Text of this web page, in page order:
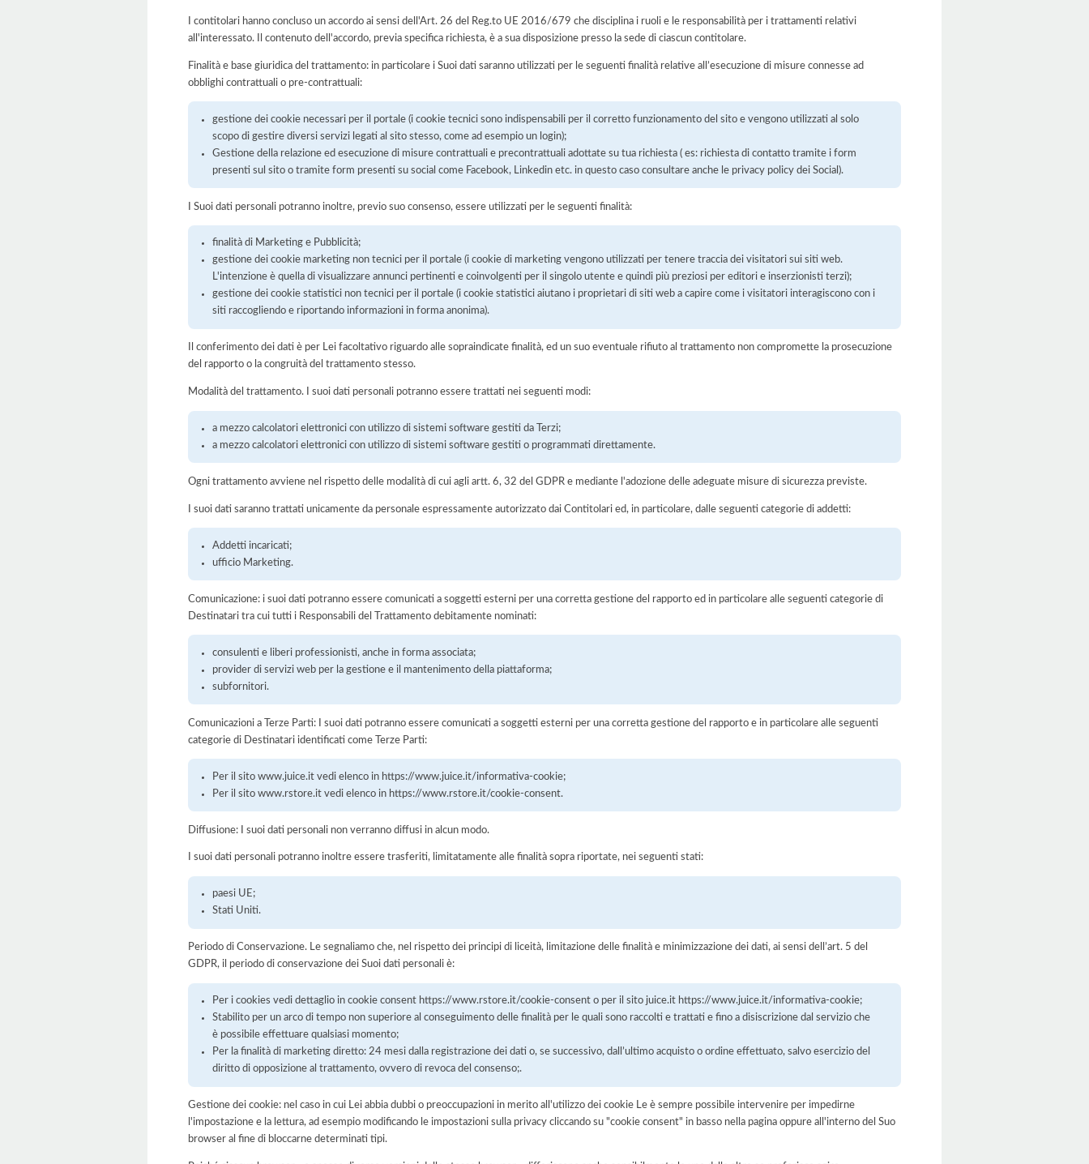
I contitolari hanno concluso un accordo ai sensi dell'Art. 26 del Reg.to UE 2016/679 che disciplina i ruoli e le responsabilità per i trattamenti relativi
all'interessato. Il contenuto dell'accordo, previa specifica richiesta, è a sua disposizione presso la sede di ciascun contitolare.
Finalità e base giuridica del trattamento: in particolare i Suoi dati saranno utilizzati per le seguenti finalità relative all’esecuzione di misure connesse ad
obblighi contrattuali o pre-contrattuali:
gestione dei cookie necessari per il portale (i cookie tecnici sono indispensabili per il corretto funzionamento del sito e vengono utilizzati al solo
scopo di gestire diversi servizi legati al sito stesso, come ad esempio un login);
Gestione della relazione ed esecuzione di misure contrattuali e precontrattuali adottate su tua richiesta ( es: richiesta di contatto tramite i form
presenti sul sito o tramite form presenti su social come Facebook, Linkedin etc. in questo caso consultare anche le privacy policy dei Social).
I Suoi dati personali potranno inoltre, previo suo consenso, essere utilizzati per le seguenti finalità:
finalità di Marketing e Pubblicità;
gestione dei cookie marketing non tecnici per il portale (i cookie di marketing vengono utilizzati per tenere traccia dei visitatori sui siti web.
L'intenzione è quella di visualizzare annunci pertinenti e coinvolgenti per il singolo utente e quindi più preziosi per editori e inserzionisti terzi);
gestione dei cookie statistici non tecnici per il portale (i cookie statistici aiutano i proprietari di siti web a capire come i visitatori interagiscono con i
siti raccogliendo e riportando informazioni in forma anonima).
Il conferimento dei dati è per Lei facoltativo riguardo alle sopraindicate finalità, ed un suo eventuale rifiuto al trattamento non compromette la prosecuzione
del rapporto o la congruità del trattamento stesso.
Modalità del trattamento. I suoi dati personali potranno essere trattati nei seguenti modi:
a mezzo calcolatori elettronici con utilizzo di sistemi software gestiti da Terzi;
a mezzo calcolatori elettronici con utilizzo di sistemi software gestiti o programmati direttamente.
Ogni trattamento avviene nel rispetto delle modalità di cui agli artt. 6, 32 del GDPR e mediante l'adozione delle adeguate misure di sicurezza previste.
I suoi dati saranno trattati unicamente da personale espressamente autorizzato dai Contitolari ed, in particolare, dalle seguenti categorie di addetti:
Addetti incaricati;
ufficio Marketing.
Comunicazione: i suoi dati potranno essere comunicati a soggetti esterni per una corretta gestione del rapporto ed in particolare alle seguenti categorie di
Destinatari tra cui tutti i Responsabili del Trattamento debitamente nominati:
consulenti e liberi professionisti, anche in forma associata;
provider di servizi web per la gestione e il mantenimento della piattaforma;
subfornitori.
Comunicazioni a Terze Parti: I suoi dati potranno essere comunicati a soggetti esterni per una corretta gestione del rapporto e in particolare alle seguenti
categorie di Destinatari identificati come Terze Parti:
Per il sito www.juice.it vedi elenco in https://www.juice.it/informativa-cookie;
Per il sito www.rstore.it vedi elenco in https://www.rstore.it/cookie-consent.
Diffusione: I suoi dati personali non verranno diffusi in alcun modo.
I suoi dati personali potranno inoltre essere trasferiti, limitatamente alle finalità sopra riportate, nei seguenti stati:
paesi UE;
Stati Uniti.
Periodo di Conservazione. Le segnaliamo che, nel rispetto dei principi di liceità, limitazione delle finalità e minimizzazione dei dati, ai sensi dell’art. 5 del
GDPR, il periodo di conservazione dei Suoi dati personali è:
Per i cookies vedi dettaglio in cookie consent https://www.rstore.it/cookie-consent o per il sito juice.it https://www.juice.it/informativa-cookie;
Stabilito per un arco di tempo non superiore al conseguimento delle finalità per le quali sono raccolti e trattati e fino a disiscrizione dal servizio che
è possibile effettuare qualsiasi momento;
Per la finalità di marketing diretto: 24 mesi dalla registrazione dei dati o, se successivo, dall’ultimo acquisto o ordine effettuato, salvo esercizio del
diritto di opposizione al trattamento, ovvero di revoca del consenso;.
Gestione dei cookie: nel caso in cui Lei abbia dubbi o preoccupazioni in merito all'utilizzo dei cookie Le è sempre possibile intervenire per impedirne
l'impostazione e la lettura, ad esempio modificando le impostazioni sulla privacy cliccando su "cookie consent" in basso nella pagina oppure all'interno del Suo
browser al fine di bloccarne determinati tipi.